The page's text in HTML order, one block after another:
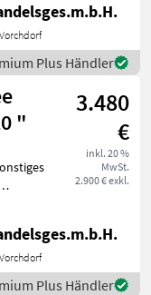
Plus Händler
"
3.480
€
inkl. 20 %
MwSt.
2.900 € exkl.
Plus Händler